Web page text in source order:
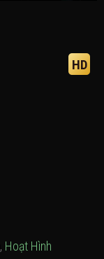
HD
, Hoạt Hình